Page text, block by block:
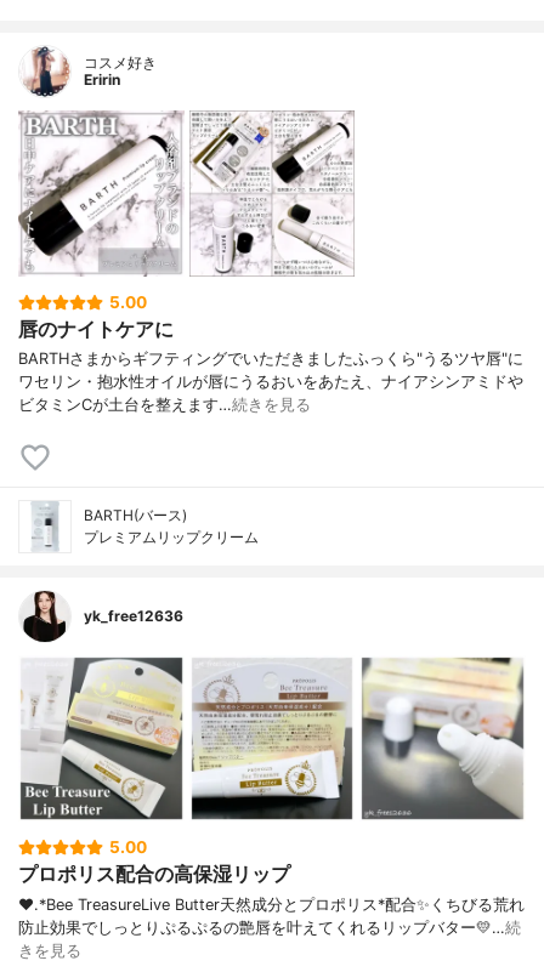
コスメ好き
Eririn
5.00
唇のナイトケアに
BARTHさまからギフティングでいただきましたふっくら"うるツヤ唇"に
ワセリン・抱水性オイルが唇にうるおいをあたえ、ナイアシンアミドや
ビタミンCが土台を整えます…続きを見る
BARTH(バース)
プレミアムリップクリーム
yk_free12636
5.00
プロポリス配合の高保湿リップ
❤︎.*⁡Bee TreasureLive Butter⁡天然成分とプロポリス*配合✨くちびる荒れ
防止効果でしっとりぷるぷるの艶唇を叶えてくれるリップバター💛⁡…続
きを見る